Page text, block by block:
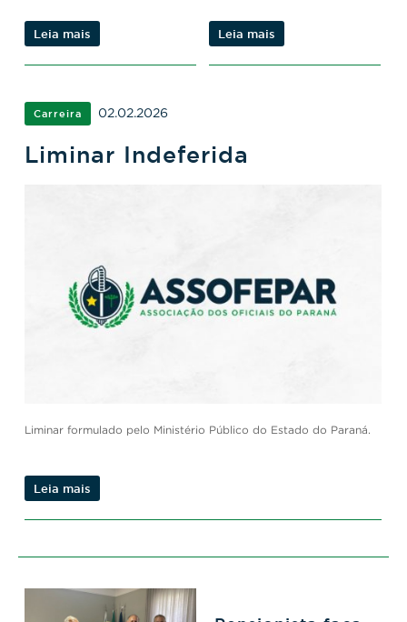
Leia mais Leia mais
Carreira 02.02.2026
Liminar Indeferida
Liminar formulado pelo Ministério Público do Estado do Paraná.
Leia mais